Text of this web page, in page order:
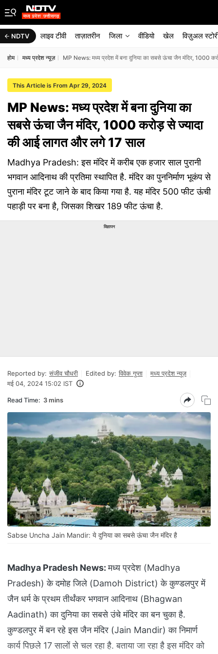
NDTV लाइव टीवी ताज़ातरीन जिला वीडियो खेल विज़ुअल
होम मध्य प्रदेश न्यूज़ MP News: मध्य प्रदेश में बना दुनिया का सबसे ऊंचा जैन मंदिर, 1000
This Article is From Apr 29, 2024
MP News: मध्य प्रदेश में बना दुनिया का
सबसे ऊंचा जैन मंदिर, 1000 करोड़ से ज्यादा
की आई लागत और लगे 17 साल
Madhya Pradesh: इस मंदिर में करीब एक हजार साल पुरानी
भगवान आदिनाथ की प्रतिमा स्थापित है. मंदिर का पुननिर्माण भूकंप से
पुराना मंदिर टूट जाने के बाद किया गया है. यह मंदिर 500 फीट ऊंची
पहाड़ी पर बना है, जिसका शिखर 189 फीट ऊंचा है.
विज्ञापन
Reported by: संजीव चौधरी Edited by: विवेक गुप्ता
मध्य प्रदेश न्यूज़
मई 04, 2024 15:02 IST
Read Time: 3 mins
Sabse Uncha Jain Mandir: ये दुनिया का सबसे ऊंचा जैन मंदिर है
Madhya Pradesh News:मध्‍य प्रदेश (Madhya
Pradesh) के दमोह जिले (Damoh District) के कुण्डलपुर में
जैन धर्म के प्रथम तीर्थंकर भगवान आदिनाथ (Bhagwan
Aadinath) का दुनिया का सबसे उंचे मंदिर का बन चुका है.
कुण्डलपुर में बन रहे इस जैन मंदिर (Jain Mandir) का निमार्ण
कार्य पिछले 17 सालों से चल रहा है. बताया जा रहा है इस मंदिर को